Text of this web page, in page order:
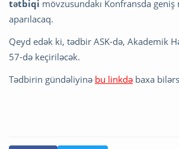
tətbiqi mövzusundakı Konfransda
aparılacaq.
Qeyd edək ki, tədbir ASK-də, Akademik
57-də keçiriləcək.
Tədbirin gündəliyinə bu linkdə baxa